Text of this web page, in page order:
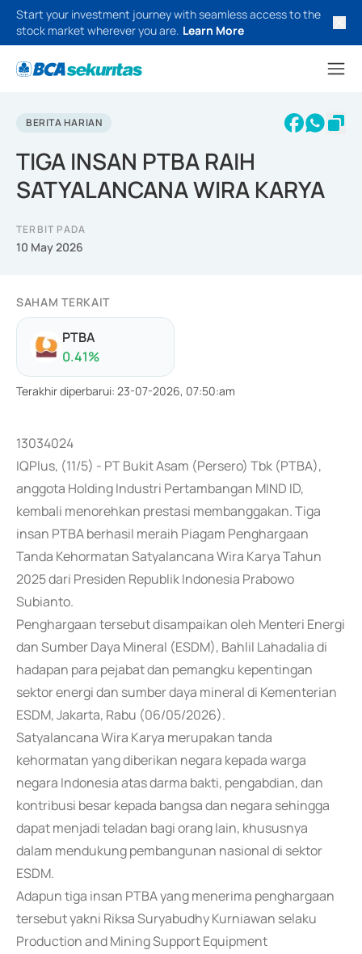
Start your investment journey with seamless access to the
stock market wherever you are. Learn More
BERITA HARIAN
TIGA INSAN PTBA RAIH
SATYALANCANA WIRA KARYA
TERBIT PADA
10 May 2026
SAHAM TERKAIT
PTBA
0.41%
Terakhir diperbarui: 23-07-2026, 07:50:am
13034024
IQPlus, (11/5) - PT Bukit Asam (Persero) Tbk (PTBA),
anggota Holding Industri Pertambangan MIND ID,
kembali menorehkan prestasi membanggakan. Tiga
insan PTBA berhasil meraih Piagam Penghargaan
Tanda Kehormatan Satyalancana Wira Karya Tahun
2025 dari Presiden Republik Indonesia Prabowo
Subianto.
Penghargaan tersebut disampaikan oleh Menteri Energi
dan Sumber Daya Mineral (ESDM), Bahlil Lahadalia di
hadapan para pejabat dan pemangku kepentingan
sektor energi dan sumber daya mineral di Kementerian
ESDM, Jakarta, Rabu (06/05/2026).
Satyalancana Wira Karya merupakan tanda
kehormatan yang diberikan negara kepada warga
negara Indonesia atas darma bakti, pengabdian, dan
kontribusi besar kepada bangsa dan negara sehingga
dapat menjadi teladan bagi orang lain, khususnya
dalam mendukung pembangunan nasional di sektor
ESDM.
Adapun tiga insan PTBA yang menerima penghargaan
tersebut yakni Riksa Suryabudhy Kurniawan selaku
Production and Mining Support Equipment